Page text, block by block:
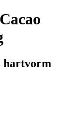
hartvorm